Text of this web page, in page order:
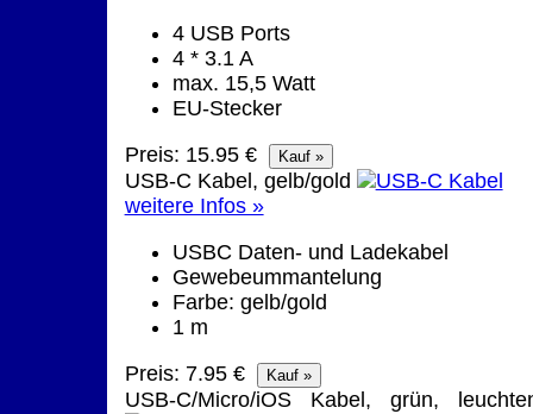
4 USB Ports
4 * 3.1 A
max. 15,5 Watt
EU-Stecker
Preis: 15.95 €
USB-C Kabel, gelb/gold
weitere Infos »
USBC Daten- und Ladekabel
Gewebeummantelung
Farbe: gelb/gold
1 m
Preis: 7.95 €
USB-C/Micro/iOS Kabel, grün,